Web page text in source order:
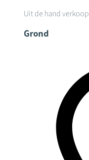
Uit de hand verkoop
Grond